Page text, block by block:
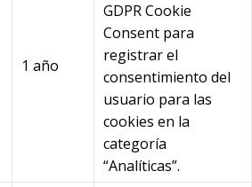
1 año
GDPR Cookie
Consent para
registrar el
consentimiento del
usuario para las
cookies en la
categoría
“Analíticas”.